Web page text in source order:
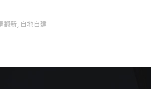
翻新, 自地自建